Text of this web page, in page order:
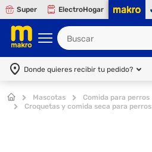
Super ElectroHogar
Donde quieres recibir tu pedido?
Mascotas
Comida para perros
Croquetas y comida seca para perros